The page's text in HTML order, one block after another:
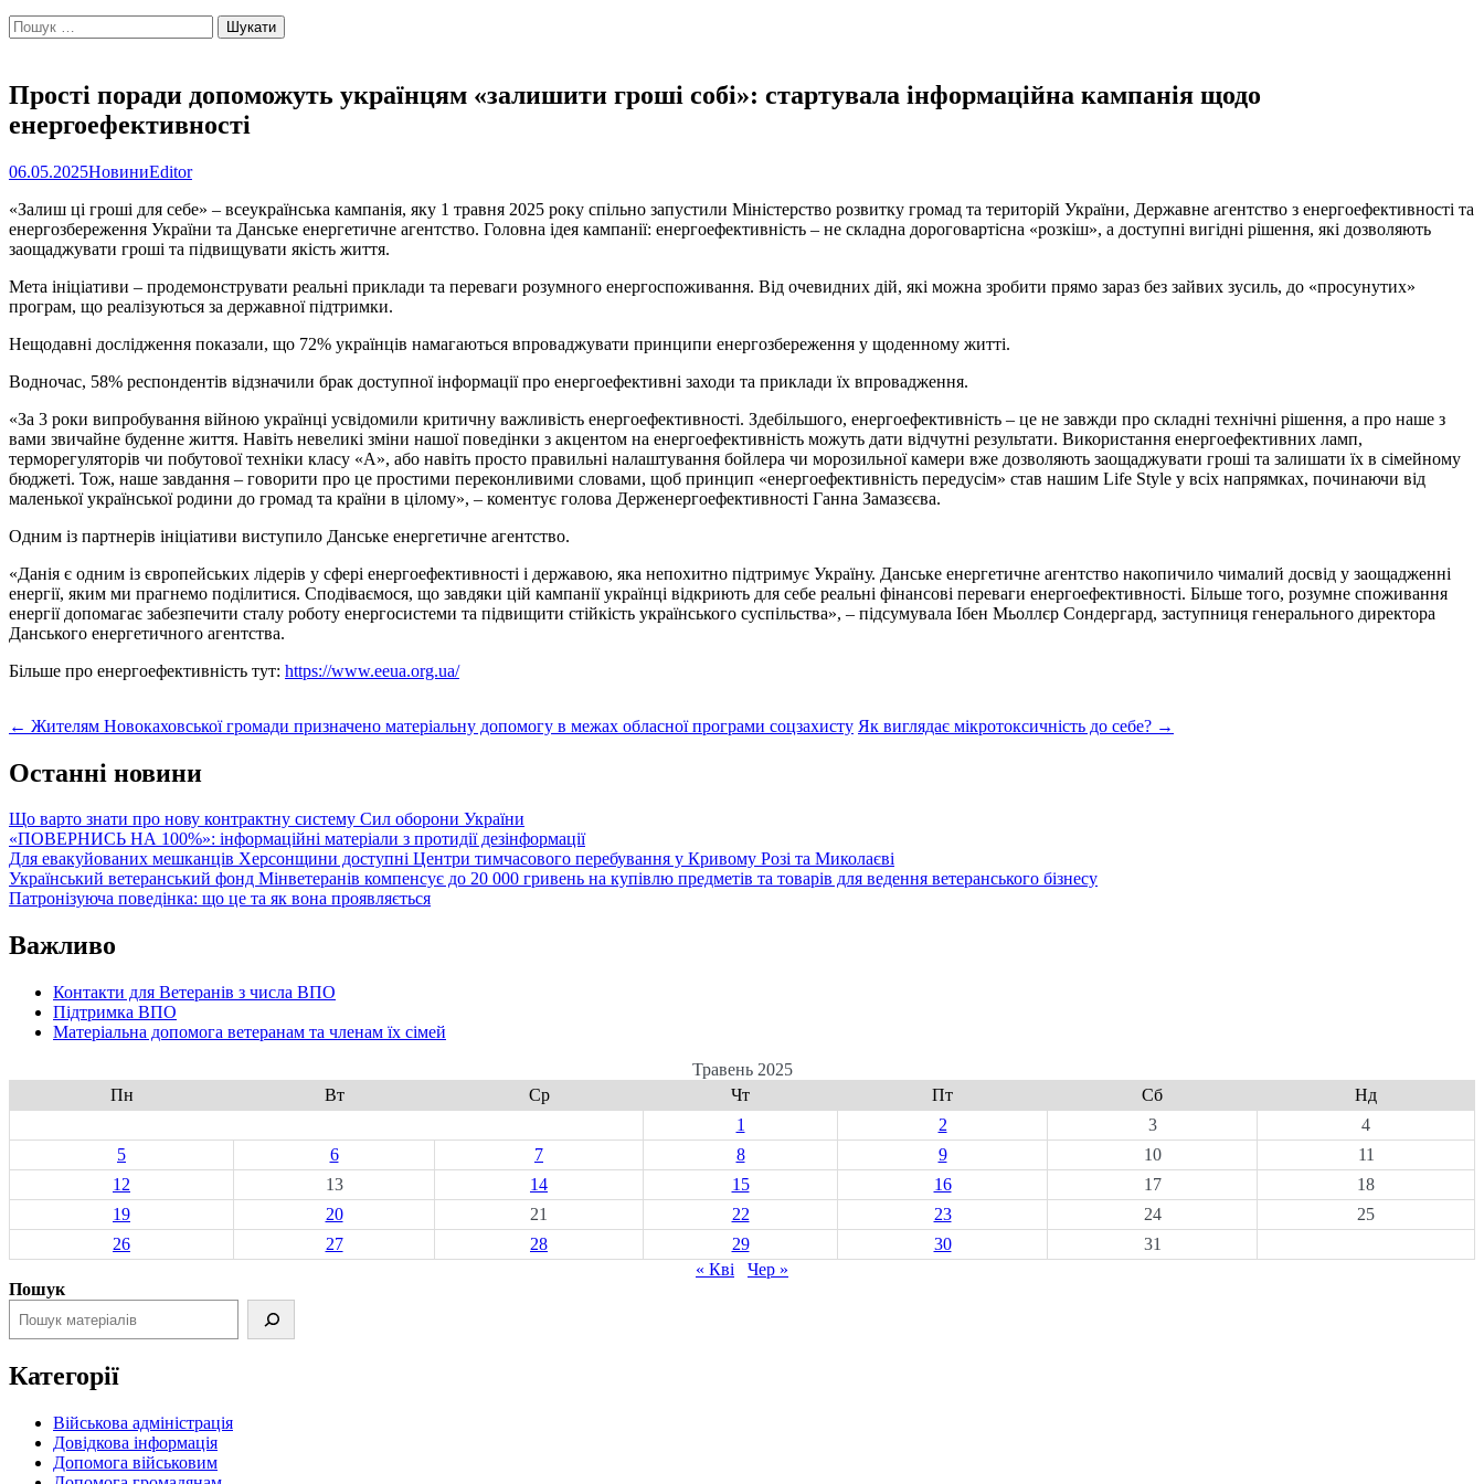
Пошук:
Прості поради допоможуть українцям «залишити гроші собі»: стартувала інформаційна кампанія щодо
енергоефективності
06.05.2025НовиниEditor
«Залиш ці гроші для себе» – всеукраїнська кампанія, яку 1 травня 2025 року спільно запустили Міністерство розвитку громад та територій України, Державне агентство з енергоефективності та
енергозбереження України та Данське енергетичне агентство. Головна ідея кампанії: енергоефективність – не складна дороговартісна «розкіш», а доступні вигідні рішення, які дозволяють
заощаджувати гроші та підвищувати якість життя.
Мета ініціативи – продемонструвати реальні приклади та переваги розумного енергоспоживання. Від очевидних дій, які можна зробити прямо зараз без зайвих зусиль, до «просунутих»
програм, що реалізуються за державної підтримки.
Нещодавні дослідження показали, що 72% українців намагаються впроваджувати принципи енергозбереження у щоденному житті.
Водночас, 58% респондентів відзначили брак доступної інформації про енергоефективні заходи та приклади їх впровадження.
«За 3 роки випробування війною українці усвідомили критичну важливість енергоефективності. Здебільшого, енергоефективність – це не завжди про складні технічні рішення, а про наше з
вами звичайне буденне життя. Навіть невеликі зміни нашої поведінки з акцентом на енергоефективність можуть дати відчутні результати. Використання енергоефективних ламп,
терморегуляторів чи побутової техніки класу «А», або навіть просто правильні налаштування бойлера чи морозильної камери вже дозволяють заощаджувати гроші та залишати їх в сімейному
бюджеті. Тож, наше завдання – говорити про це простими переконливими словами, щоб принцип «енергоефективність передусім» став нашим Life Style у всіх напрямках, починаючи від
маленької української родини до громад та країни в цілому», – коментує голова Держенергоефективності Ганна Замазєєва.
Одним із партнерів ініціативи виступило Данське енергетичне агентство.
«Данія є одним із європейських лідерів у сфері енергоефективності і державою, яка непохитно підтримує Україну. Данське енергетичне агентство накопичило чималий досвід у заощадженні
енергії, яким ми прагнемо поділитися. Сподіваємося, що завдяки цій кампанії українці відкриють для себе реальні фінансові переваги енергоефективності. Більше того, розумне споживання
енергії допомагає забезпечити сталу роботу енергосистеми та підвищити стійкість українського суспільства», – підсумувала Ібен Мьоллєр Сондергард, заступниця генерального директора
Данського енергетичного агентства.
Більше про енергоефективність тут: https://www.eeua.org.ua/
Post
navigation
← Жителям Новокаховської громади призначено матеріальну допомогу в межах обласної програми соцзахисту Як виглядає мікротоксичність до себе? →
Останні новини
Що варто знати про нову контрактну систему Сил оборони України
«ПОВЕРНИСЬ НА 100%»: інформаційні матеріали з протидії дезінформації
Для евакуйованих мешканців Херсонщини доступні Центри тимчасового перебування у Кривому Розі та Миколаєві
Український ветеранський фонд Мінветеранів компенсує до 20 000 гривень на купівлю предметів та товарів для ведення ветеранського бізнесу
Патронізуюча поведінка: що це та як вона проявляється
Важливо
Контакти для Ветеранів з числа ВПО
Підтримка ВПО
Матеріальна допомога ветеранам та членам їх сімей
Травень 2025
Пн
Вт Ср Чт Пт Сб
Нд
1
2 3
4
5
6 7 8 9 10
11
12
13 14 15 16 17
18
19
20 21 22 23 24
25
26
27 28 29 30
31
« Кві
Чер »
Пошук
Категорії
Військова адміністрація
Довідкова інформація
Допомога військовим